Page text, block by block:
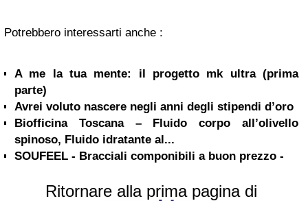
Potrebbero interessarti anche :
A me la tua mente: il progetto mk ultra (prima
parte)
Avrei voluto nascere negli anni degli stipendi d’oro
Biofficina Toscana – Fluido corpo all’olivello
spinoso, Fluido idratante al...
SOUFEEL - Bracciali componibili a buon prezzo -
Ritornare alla prima pagina di